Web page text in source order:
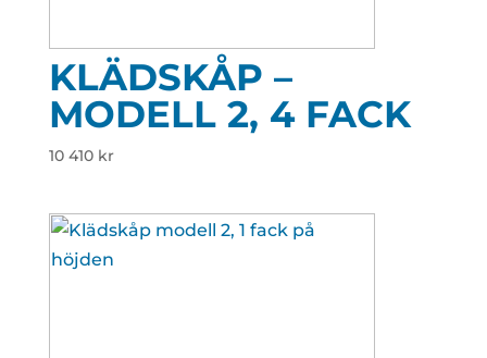
KLÄDSKÅP –
MODELL 2, 4 FACK
10 410 kr